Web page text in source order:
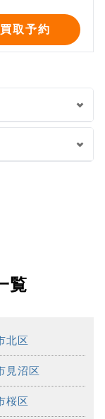
買取予約
覧
北区
見沼区
桜区